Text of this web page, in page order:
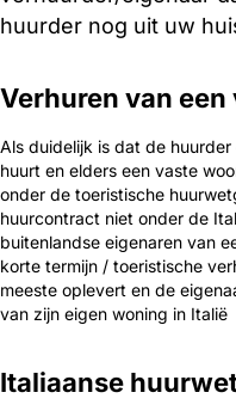
huurder nog uit uw
Verhuren van
Als duidelijk is dat de
huurt en elders een vaste
onder de toeristische
huurcontract niet onder de
buitenlandse eigenaren van
korte termijn / toeristische
meeste oplevert en de
van zijn eigen woning in Italië
Italiaanse